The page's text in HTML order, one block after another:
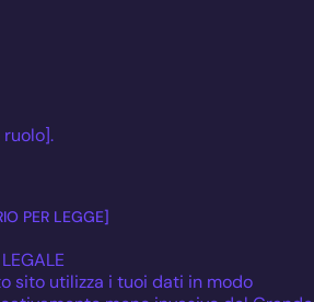
PER LEGGE]
sito utilizza i tuoi dati in modo